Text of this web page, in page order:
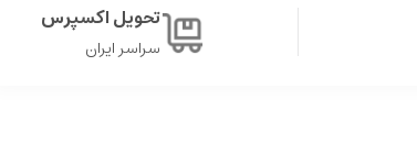
تحویل اکسپرس
سراسر ایران